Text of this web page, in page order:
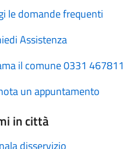
le domande frequenti
Assistenza
il comune 0331 467811
un appuntamento
in città